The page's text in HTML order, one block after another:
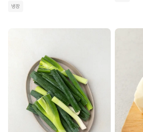
냉장